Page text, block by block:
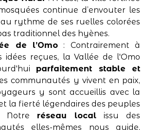
continue d’envouter les
rythme de ses ruelles colorées
traditionnel des hyènes.
de l’Omo : Contrairement à
idées reçues, la Vallée de l'Omo
parfaitement stable et
communautés y vivent en paix,
y sont accueillis avec la
la fierté légendaires des peuples
Notre réseau localissu des
elles-mêmes nous guide,